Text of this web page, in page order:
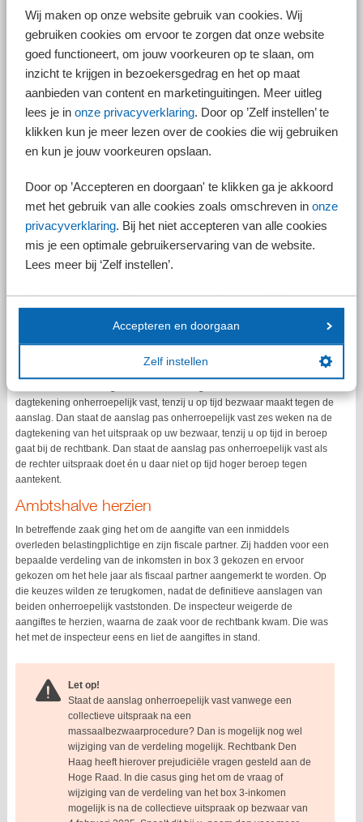
Wij maken op onze website gebruik van cookies. Wij
gebruiken cookies om ervoor te zorgen dat onze website
goed functioneert, om jouw voorkeuren op te slaan, om
inzicht te krijgen in bezoekersgedrag en het op maat
aanbieden van content en marketinguitingen. Meer uitleg
lees je in onze privacyverklaring. Door op ’Zelf instellen’ te
klikken kun je meer lezen over de cookies die wij gebruiken
en kun je jouw voorkeuren opslaan.
Door op ’Accepteren en doorgaan' te klikken ga je akkoord
met het gebruik van alle cookies zoals omschreven in onze
privacyverklaring. Bij het niet accepteren van alle cookies
mis je een optimale gebruikerservaring van de website.
Lees meer bij ‘Zelf instellen’.
Accepteren en doorgaan
Zelf instellen
Verdeelt u niet, dan worden de gemeenschappelijke
inkomensbestanddelen en het inkomen in box 3 voor
toegerekend. Dit is niet altijd voordelig, dus kunt u het
beste zelf voor een optimale verdeling kiezen, waarbij u
samen zo min mogelijk belasting betaalt.
Keuze partnerschap
jaar als fiscaal partner te worden aangemerkt. Het is afhankelijk van de
situatie of dit voordeliger is en het dus raadzaam is hiervoor te kiezen.
Wijzigen beperkt mogelijk
Een eenmaal gemaakte keuze voor de verdeling van uw
Dat geldt ook voor de keuze om al dan niet het hele jaar als fiscaal
partner aangemerkt te willen worden. Dit is eind mei 2025 weer
Wanneer onherroepelijk
dagtekening onherroepelijk vast, tenzij u op tijd bezwaar maakt tegen de
aanslag. Dan staat de aanslag pas onherroepelijk vast zes weken na de
dagtekening van het uitspraak op uw bezwaar, tenzij u op tijd in beroep
gaat bij de rechtbank. Dan staat de aanslag pas onherroepelijk vast als
de rechter uitspraak doet én u daar niet op tijd hoger beroep tegen
aantekent.
Ambtshalve herzien
In betreffende zaak ging het om de aangifte van een inmiddels
overleden belastingplichtige en zijn fiscale partner. Zij hadden voor een
bepaalde verdeling van de inkomsten in box 3 gekozen en ervoor
gekozen om het hele jaar als fiscaal partner aangemerkt te worden. Op
die keuzes wilden ze terugkomen, nadat de definitieve aanslagen van
beiden onherroepelijk vaststonden. De inspecteur weigerde de
aangiftes te herzien, waarna de zaak voor de rechtbank kwam. Die was
het met de inspecteur eens en liet de aangiftes in stand.
Let op!
Staat de aanslag onherroepelijk vast vanwege een
collectieve uitspraak na een
massaalbezwaarprocedure? Dan is mogelijk nog wel
wijziging van de verdeling mogelijk. Rechtbank Den
Haag heeft hierover prejudiciële vragen gesteld aan de
Hoge Raad. In die casus ging het om de vraag of
wijziging van de verdeling van het box 3-inkomen
mogelijk is na de collectieve uitspraak op bezwaar van